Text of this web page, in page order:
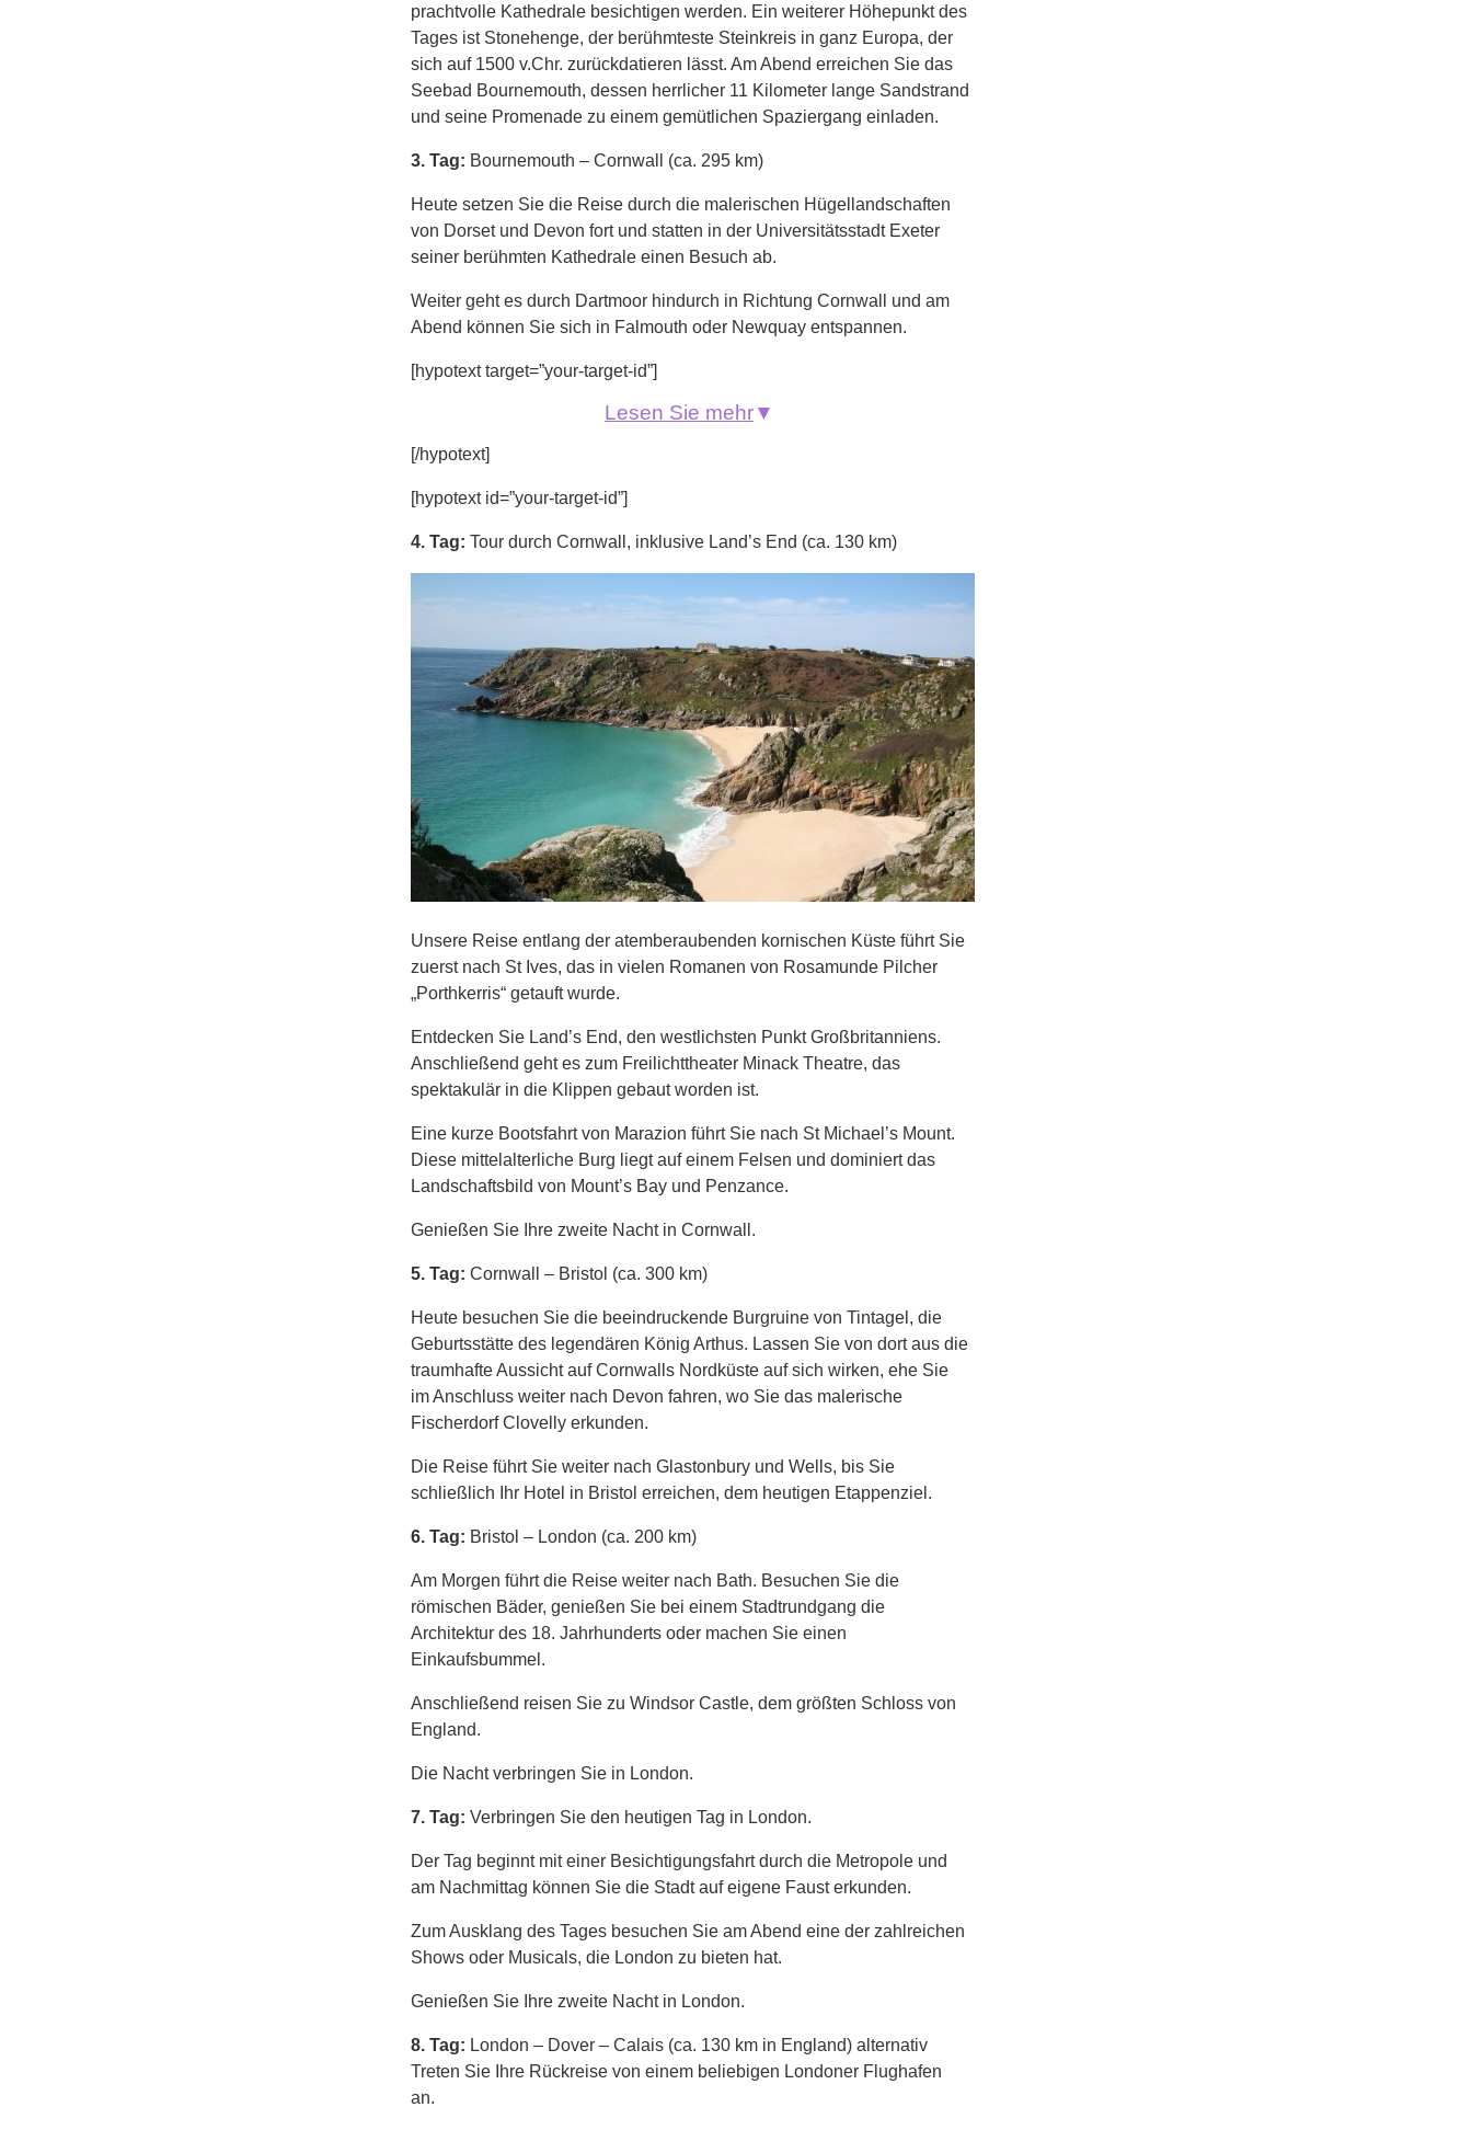
prachtvolle Kathedrale besichtigen werden. Ein weiterer Höhepunkt des
Tages ist Stonehenge, der berühmteste Steinkreis in ganz Europa, der
sich auf 1500 v.Chr. zurückdatieren lässt. Am Abend erreichen Sie das
Seebad Bournemouth, dessen herrlicher 11 Kilometer lange Sandstrand
und seine Promenade zu einem gemütlichen Spaziergang einladen.
3. Tag: Bournemouth – Cornwall (ca. 295 km)
Heute setzen Sie die Reise durch die malerischen Hügellandschaften
von Dorset und Devon fort und statten in der Universitätsstadt Exeter
seiner berühmten Kathedrale einen Besuch ab.
Weiter geht es durch Dartmoor hindurch in Richtung Cornwall und am
Abend können Sie sich in Falmouth oder Newquay entspannen.
[hypotext target=”your-target-id”]
Lesen Sie mehr▼
[/hypotext]
[hypotext id=”your-target-id”]
4. Tag: Tour durch Cornwall, inklusive Land’s End (ca. 130 km)
Unsere Reise entlang der atemberaubenden kornischen Küste führt Sie
zuerst nach St Ives, das in vielen Romanen von Rosamunde Pilcher
„Porthkerris“ getauft wurde.
Entdecken Sie Land’s End, den westlichsten Punkt Großbritanniens.
Anschließend geht es zum Freilichttheater Minack Theatre, das
spektakulär in die Klippen gebaut worden ist.
Eine kurze Bootsfahrt von Marazion führt Sie nach St Michael’s Mount.
Diese mittelalterliche Burg liegt auf einem Felsen und dominiert das
Landschaftsbild von Mount’s Bay und Penzance.
Genießen Sie Ihre zweite Nacht in Cornwall.
5. Tag: Cornwall – Bristol (ca. 300 km)
Heute besuchen Sie die beeindruckende Burgruine von Tintagel, die
Geburtsstätte des legendären König Arthus. Lassen Sie von dort aus die
traumhafte Aussicht auf Cornwalls Nordküste auf sich wirken, ehe Sie
im Anschluss weiter nach Devon fahren, wo Sie das malerische
Fischerdorf Clovelly erkunden.
Die Reise führt Sie weiter nach Glastonbury und Wells, bis Sie
schließlich Ihr Hotel in Bristol erreichen, dem heutigen Etappenziel.
6. Tag: Bristol – London (ca. 200 km)
Am Morgen führt die Reise weiter nach Bath. Besuchen Sie die
römischen Bäder, genießen Sie bei einem Stadtrundgang die
Architektur des 18. Jahrhunderts oder machen Sie einen
Einkaufsbummel.
Anschließend reisen Sie zu Windsor Castle, dem größten Schloss von
England.
Die Nacht verbringen Sie in London.
7. Tag: Verbringen Sie den heutigen Tag in London.
Der Tag beginnt mit einer Besichtigungsfahrt durch die Metropole und
am Nachmittag können Sie die Stadt auf eigene Faust erkunden.
Zum Ausklang des Tages besuchen Sie am Abend eine der zahlreichen
Shows oder Musicals, die London zu bieten hat.
Genießen Sie Ihre zweite Nacht in London.
8. Tag: London – Dover – Calais (ca. 130 km in England) alternativ
Treten Sie Ihre Rückreise von einem beliebigen Londoner Flughafen
an.